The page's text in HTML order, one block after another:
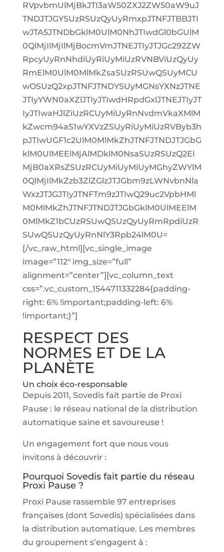
RVpvbmUlMjBkJTI3aW50ZXJ2ZW50aW9uJ
TNDJTJGYSUzRSUzQyUyRmxpJTNFJTBBJTI
wJTA5JTNDbGklM0UlM0NhJTIwdGl0bGUlM
0QlMjIlMjIlMjBocmVmJTNEJTIyJTJGc292ZW
RpcyUyRnNhdiUyRiUyMiUzRVNBViUzQyUy
RmElM0UlM0MlMkZsaSUzRSUwQSUyMCU
wOSUzQ2xpJTNFJTNDYSUyMGNsYXNzJTNE
JTIyYWN0aXZlJTIyJTIwdHRpdGxlJTNEJTIyJT
IyJTIwaHJlZiUzRCUyMiUyRnNvdmVkaXMlM
kZwcm94aS1wYXVzZSUyRiUyMiUzRVByb3h
pJTIwUGF1c2UlM0MlMkZhJTNFJTNDJTJGbG
klM0UlMEElMjAlMDklM0NsaSUzRSUzQ2El
MjB0aXRsZSUzRCUyMiUyMiUyMGhyZWYlM
0QlMjIlMkZzb3ZlZGlzJTJGbm9zLWNvbnNla
WxzJTJGJTIyJTNFTm9zJTIwQ29uc2VpbHMl
M0MlMkZhJTNFJTNDJTJGbGklM0UlMEElM
0MlMkZ1bCUzRSUwQSUzQyUyRmRpdiUzR
SUwQSUzQyUyRnNlY3Rpb24lM0U=
[/vc_raw_html][vc_single_image
image=”112″ img_size=”full”
alignment=”center”][vc_column_text
css=”.vc_custom_1544711332284{padding-
right: 6% !important;padding-left: 6%
!important;}”]
RESPECT DES
NORMES ET DE LA
PLANÈTE
Un choix éco-responsable
Depuis 2011, Sovedis fait partie de Proxi
Pause : le réseau national de la distribution
automatique saine et savoureuse !
Un engagement fort que nous vous
invitons à découvrir :
Pourquoi Sovedis fait partie du réseau
Proxi Pause ?
Proxi Pause rassemble 97 entreprises
françaises (dont Sovedis) spécialisées dans
la distribution automatique. Les membres
du groupement s’engagent à :